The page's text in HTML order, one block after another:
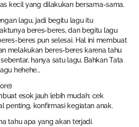
kecil yang dilakukan bersama-sama.
lagu, jadi begitu lagu itu
beres-beres, dan begitu lagu
beres pun selesai. Hal ini membuat
melakukan beres-beres karena tahu
hanya satu lagu. Bahkan Tata
hehehe…
esok jauh lebih mudah: cek
penting, konfirmasi kegiatan anak.
tahu apa yang akan terjadi.